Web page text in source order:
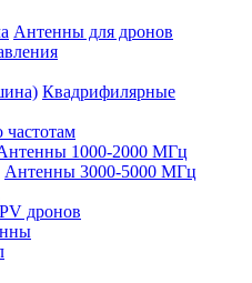
Антенны для дронов
Квадрифилярные
1000-2000 МГц
Антенны 3000-5000 МГц
дронов